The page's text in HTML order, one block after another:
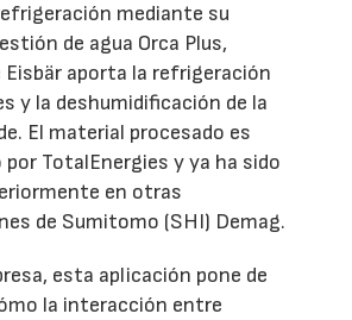
mediante su
de agua Orca Plus,
aporta la refrigeración
y la deshumidificación de la
El material procesado es
TotalEnergies y ya ha sido
en otras
de Sumitomo (SHI) Demag.
esta aplicación pone de
la interacción entre